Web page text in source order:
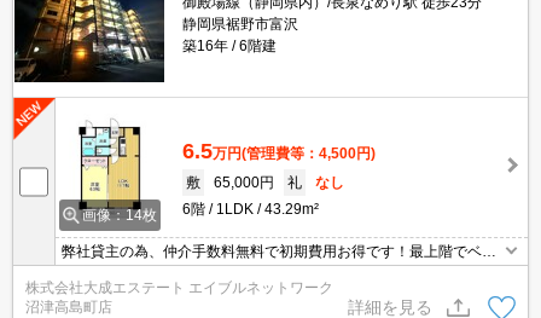
静岡県裾野市富沢
築16年
6階建
画像：14枚
6.5万円(管理費等：4,500円)
敷
65,000円 礼
なし
6階
1LDK 43.29m²
弊社貸主の為、仲介手数料無料で初期費用お得です！最上階でベラ
ンダからの景色も綺麗です！弊社で建築から管理まで一括しており
ますので入居後のアフターケアもお任せ下さい！
株式会社大成エステート エイブルネットワーク
沼津高島町店
詳細を見る